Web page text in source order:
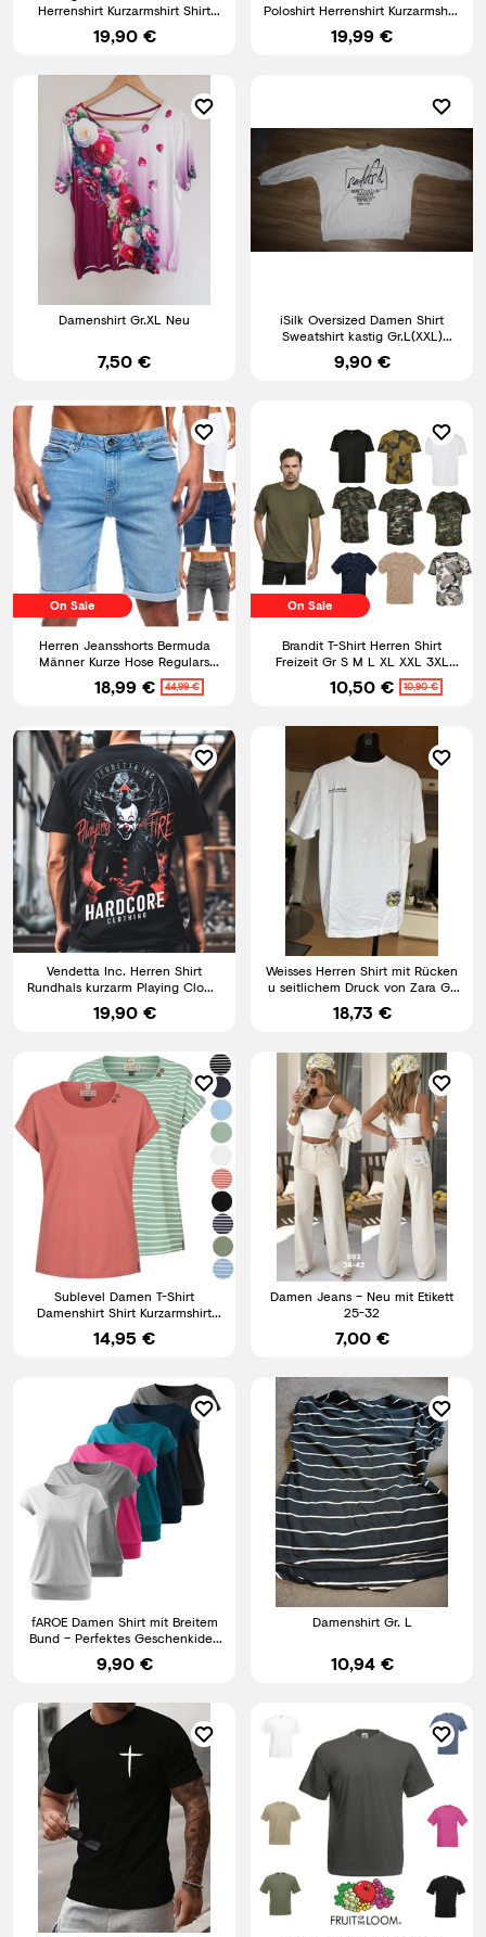
Herrenshirt Kurzarmshirt Shirt
Oberteil Tee vegan Raphy
19,90 €
Poloshirt Herrenshirt Kurzarmshirt
Jack & Jones Basic
19,99 €
Damenshirt Gr.XL Neu
7,50 €
iSilk Oversized Damen Shirt
Sweatshirt kastig Gr.L(XXL)
ca.46-48
9,90 €
On Sale
Herren Jeansshorts Bermuda
Männer Kurze Hose Regulars
SLIM Fit SCH
18,99 € 44,99 €
On Sale
Brandit T-Shirt Herren Shirt
Freizeit Gr S M L XL XXL 3XL
4XL 5XL 6XL 7XL BD4200
10,50 € 10,90 €
Vendetta Inc. Herren Shirt
Rundhals kurzarm Playing Clown
schwarz VD-1443 Neu
19,90 €
Weisses Herren Shirt mit Rücken
u seitlichem Druck von Zara Gr.
M
18,73 €
Sublevel Damen T-Shirt
Damenshirt Shirt Kurzarmshirt
Basic Rundhals Tee LSL-496
14,95 €
Damen Jeans – Neu mit Etikett
25-32
7,00 €
fAROE Damen Shirt mit Breitem
Bund – Perfektes Geschenkidee
NEU viele Farben
9,90 €
Damenshirt Gr. L
10,94 €